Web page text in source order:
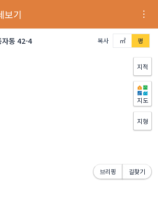
보기
자동 42-4 복사 ㎡ 평
지적
지도
지형
브리핑 길찾기